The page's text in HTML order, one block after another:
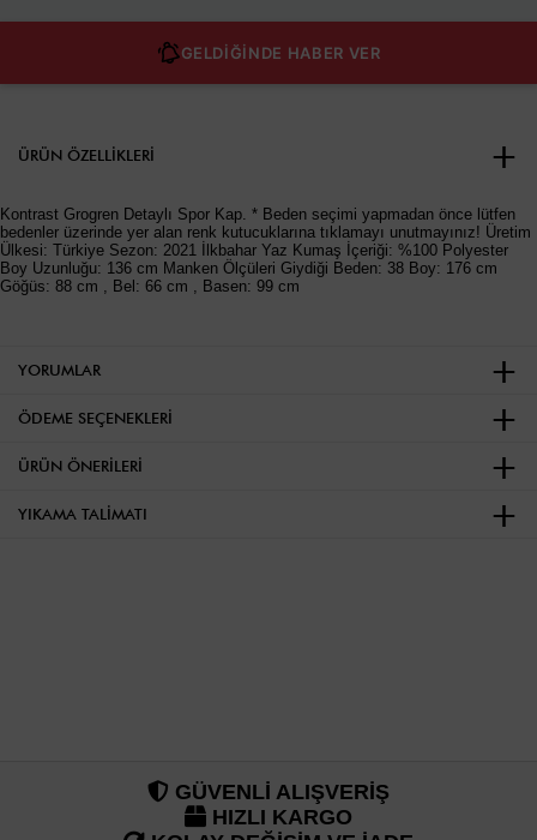
GELDİĞİNDE HABER VER
ÜRÜN ÖZELLIKLERI
Kontrast Grogren Detaylı Spor Kap. * Beden seçimi yapmadan önce lütfen
bedenler üzerinde yer alan renk kutucuklarına tıklamayı unutmayınız! Üretim
Ülkesi: Türkiye Sezon: 2021 İlkbahar Yaz Kumaş İçeriği: %100 Polyester
Boy Uzunluğu: 136 cm Manken Ölçüleri Giydiği Beden: 38 Boy: 176 cm
Göğüs: 88 cm , Bel: 66 cm , Basen: 99 cm
YORUMLAR
ÖDEME SEÇENEKLERI
ÜRÜN ÖNERILERI
YIKAMA TALIMATI
GÜVENLİ ALIŞVERİŞ
HIZLI KARGO